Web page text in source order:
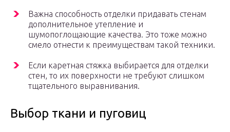
Важна способность отделки придавать стенам
дополнительное утепление и
шумопоглощающие качества. Это тоже можно
смело отнести к преимуществам такой техники.
Если каретная стяжка выбирается для отделки
стен, то их поверхности не требуют слишком
тщательного выравнивания.
Выбор ткани и пуговиц